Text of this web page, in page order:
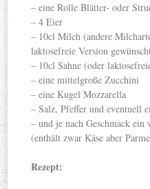
– eine Rolle Blätter- oder
– 4 Eier
– 10cl Milch (andere
laktosefreie Version
– 10cl Sahne (oder
– eine mittelgroße Zucchini
– eine Kugel Mozzarella
– Salz, Pfeffer und eventuell
– und je nach Geschmack
(enthält zwar Käse aber
Rezept: